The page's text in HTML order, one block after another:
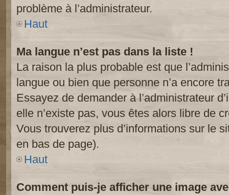
problème à l’administrateur.
Haut
Ma langue n’est pas dans la liste !
La raison la plus probable est que
langue ou bien que personne n’a encore
Essayez de demander à l’administrateur
elle n’existe pas, vous êtes alors libre de
Vous trouverez plus d’informations sur le
en bas de page).
Haut
Comment puis-je afficher une image